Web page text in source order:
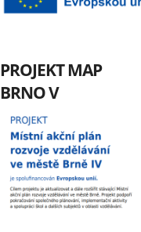
PROJEKT MAP
BRNO V